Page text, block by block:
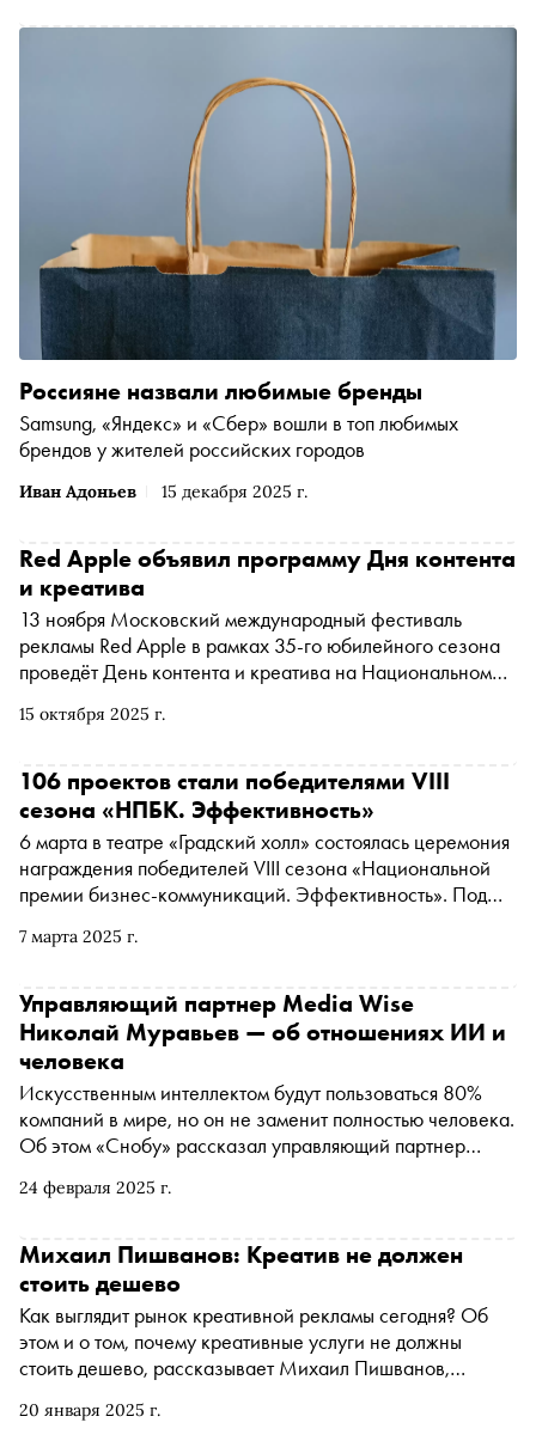
Иван Адоньев 15 декабря 2025 г.
Россияне назвали любимые бренды
Samsung, «Яндекс» и «Сбер» вошли в топ любимых
брендов у жителей российских городов
15 октября 2025 г.
Red Apple объявил программу Дня контента
и креатива
13 ноября Московский международный фестиваль
рекламы Red Apple в рамках 35-го юбилейного сезона
проведёт День контента и креатива на Национальном
программа, участие ведущих экспертов мировой
победителей
7 марта 2025 г.
106 проектов стали победителями VIII
сезона «НПБК. Эффективность»
6 марта в театре «Градский холл» состоялась церемония
награждения победителей VIII сезона «Национальной
премии бизнес-коммуникаций. Эффективность». Под
маркетинг — отражение вас?» премия наградила 106
бизнес-коммуникаций в России
24 февраля 2025 г.
Управляющий партнер Media Wise
Николай Муравьев — об отношениях ИИ и
человека
Искусственным интеллектом будут пользоваться 80%
компаний в мире, но он не заменит полностью человека.
Об этом «Снобу» рассказал управляющий партнер
Комитета ИИ АКАР Николай Муравьев
20 января 2025 г.
Михаил Пишванов: Креатив не должен
стоить дешево
Как выглядит рынок креативной рекламы сегодня? Об
этом и о том, почему креативные услуги не должны
стоить дешево, рассказывает Михаил Пишванов,
сопредседатель Комитета креативных агентств АКАР